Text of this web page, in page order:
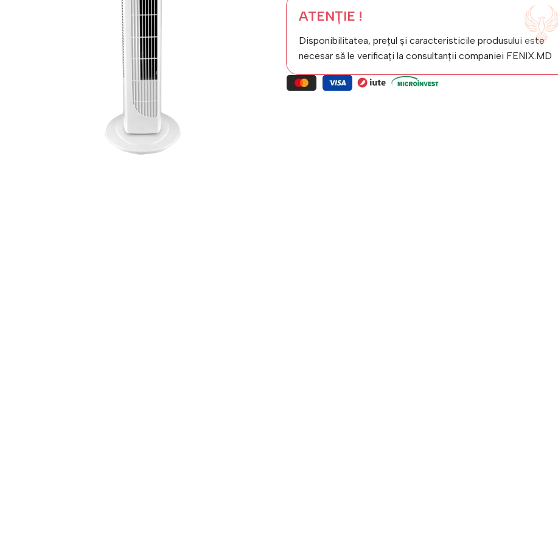
ATENȚIE !
Disponibilitatea, prețul și caracteristicile produsului este
necesar să le verificați la consultanții companiei FENIX.MD